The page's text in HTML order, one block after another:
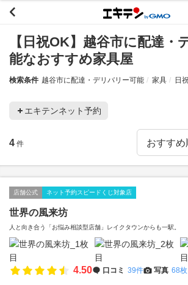
【日祝OK】越谷市に配達・
能なおすすめ家具屋
検索条件 越谷市に配達・デリバリー可能 家具 日
エキテンネット予約
4 件
店舗公式 ネット予約スピードくじ対象店
世界の風来坊
人と向き合う「お悩み相談型店舗」レイクタウンからも一駅。
4.50 口コミ 39件 写真 68枚